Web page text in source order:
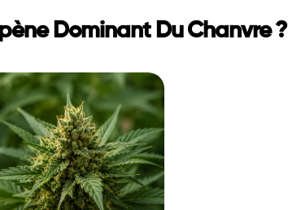
Dominant Du Chanvre ?